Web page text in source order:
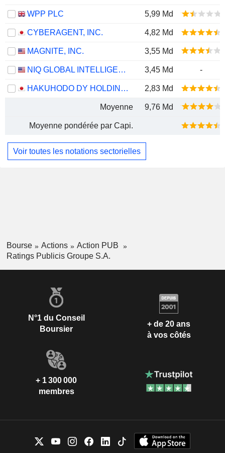
WPP PLC 5,99 Md
CYBERAGENT, INC. 4,82 Md
MAGNITE, INC. 3,55 Md
NIQ GLOBAL INTELLIGENCE PLC 3,45 Md -
HAKUHODO DY HOLDINGS INC 2,83 Md
Moyenne 9,76 Md
Moyenne pondérée par Capi.
Voir toutes les notations sectorielles
Bourse Actions
Action PUB
Ratings Publicis Groupe S.A.
N°1 du Conseil
Boursier
+ de 20 ans
à vos côtés
+ 1 300 000
membres